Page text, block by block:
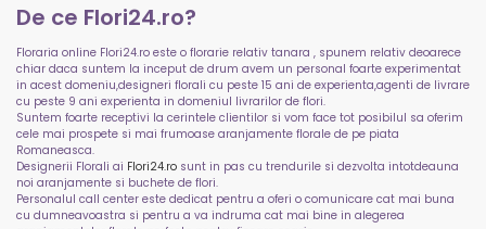
De ce Flori24.ro?
Floraria online Flori24.ro este o florarie relativ tanara , spunem relativ deoarece
chiar daca suntem la inceput de drum avem un personal foarte experimentat
in acest domeniu,designeri florali cu peste 15 ani de experienta,agenti de livrare
cu peste 9 ani experienta in domeniul livrarilor de flori.
Suntem foarte receptivi la cerintele clientilor si vom face tot posibilul sa oferim
cele mai prospete si mai frumoase aranjamente florale de pe piata
Romaneasca.
Designerii Florali ai Flori24.ro sunt in pas cu trendurile si dezvolta intotdeauna
noi aranjamente si buchete de flori.
Personalul call center este dedicat pentru a oferi o comunicare cat mai buna
cu dumneavoastra si pentru a va indruma cat mai bine in alegerea